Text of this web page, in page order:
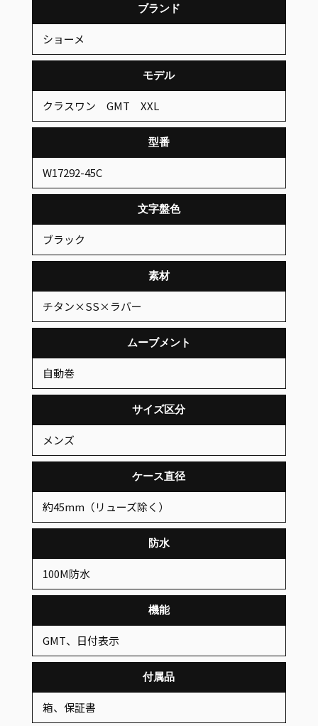
る
ブランド
ショーメ
モデル
クラスワン GMT XXL
型番
W17292-45C
文字盤色
ブラック
素材
チタン×SS×ラバー
ムーブメント
自動巻
サイズ区分
メンズ
ケース直径
約45mm（リューズ除く）
防水
100M防水
機能
GMT、日付表示
付属品
箱、保証書